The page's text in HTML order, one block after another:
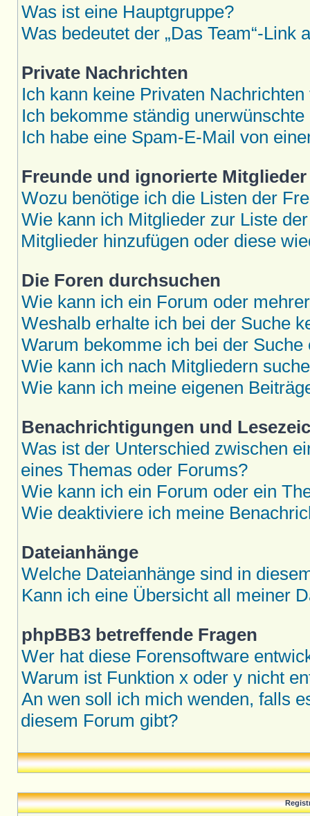
Was ist eine Hauptgruppe?
Was bedeutet der „Das Team“-Link
Private Nachrichten
Ich kann keine Privaten
Ich bekomme ständig
Ich habe eine Spam-E-Mail von
Freunde und ignorierte Mitglieder
Wozu benötige ich die Listen der
Wie kann ich Mitglieder zur Liste
Mitglieder hinzufügen oder diese
Die Foren durchsuchen
Wie kann ich ein Forum oder
Weshalb erhalte ich bei der Suche
Warum bekomme ich bei der Suche
Wie kann ich nach Mitgliedern
Wie kann ich meine eigenen
Benachrichtigungen und
Was ist der Unterschied zwischen
eines Themas oder Forums?
Wie kann ich ein Forum oder ein
Wie deaktiviere ich meine
Dateianhänge
Welche Dateianhänge sind in
Kann ich eine Übersicht all meiner
phpBB3 betreffende Fragen
Wer hat diese Forensoftware
Warum ist Funktion x oder y nicht
An wen soll ich mich wenden, falls
diesem Forum gibt?